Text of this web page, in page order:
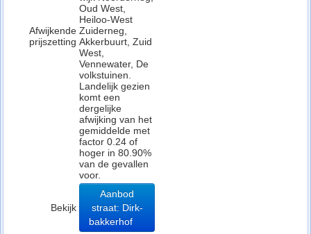
Afwijkende
prijszetting
Oud West,
Heiloo-West
Zuiderneg,
Akkerbuurt, Zuid
West,
Vennewater, De
volkstuinen.
Landelijk gezien
komt een
dergelijke
afwijking van het
gemiddelde met
factor 0.24 of
hoger in 80.90%
van de gevallen
voor.
Bekijk
Aanbod
straat: Dirk-
bakkerhof